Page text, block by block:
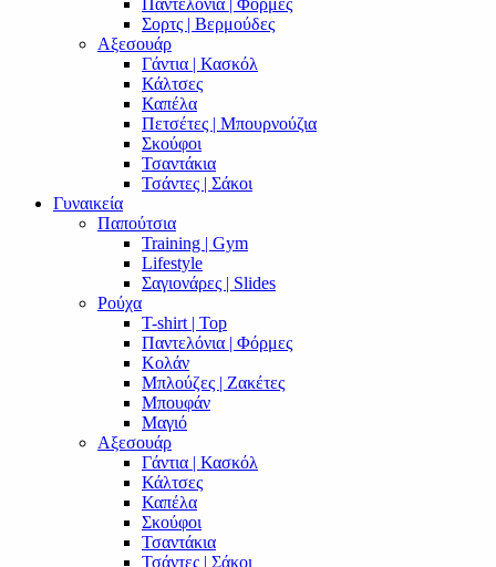
Παντελόνια | Φόρμες
Σορτς | Βερμούδες
Αξεσουάρ
Γάντια | Κασκόλ
Κάλτσες
Καπέλα
Πετσέτες | Μπουρνούζια
Σκούφοι
Τσαντάκια
Τσάντες | Σάκοι
Γυναικεία
Παπούτσια
Training | Gym
Lifestyle
Σαγιονάρες | Slides
Ρούχα
T-shirt | Top
Παντελόνια | Φόρμες
Κολάν
Μπλούζες | Ζακέτες
Μπουφάν
Μαγιό
Αξεσουάρ
Γάντια | Κασκόλ
Κάλτσες
Καπέλα
Σκούφοι
Τσαντάκια
Τσάντες | Σάκοι